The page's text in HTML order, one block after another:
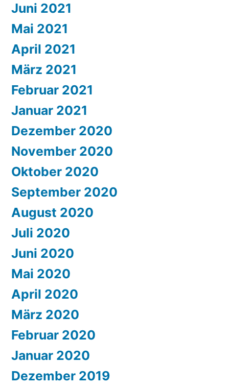
Juni 2021
Mai 2021
April 2021
März 2021
Februar 2021
Januar 2021
Dezember 2020
November 2020
Oktober 2020
September 2020
August 2020
Juli 2020
Juni 2020
Mai 2020
April 2020
März 2020
Februar 2020
Januar 2020
Dezember 2019